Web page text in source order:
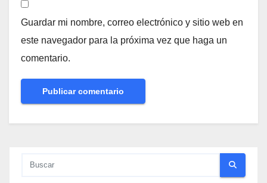
Guardar mi nombre, correo electrónico y sitio web en
este navegador para la próxima vez que haga un
comentario.